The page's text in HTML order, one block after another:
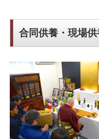
合同供養・現場供